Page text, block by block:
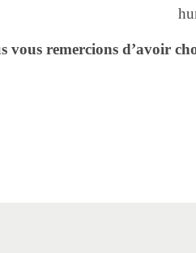
vous remercions d’avoir